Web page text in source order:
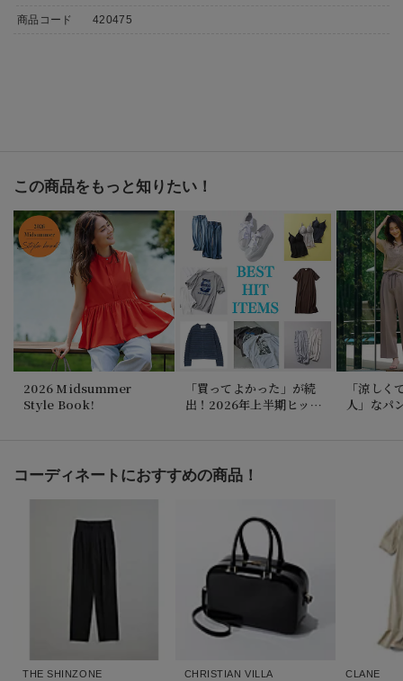
商品コード 420475
この商品をもっと知りたい！
2026 Midsummer
Style Book!
「買ってよかった」が続
出！2026年上半期ヒット
「涼しく
人」なパ
コーディネートにおすすめの商品！
THE SHINZONE
CHRISTIAN VILLA
CLANE